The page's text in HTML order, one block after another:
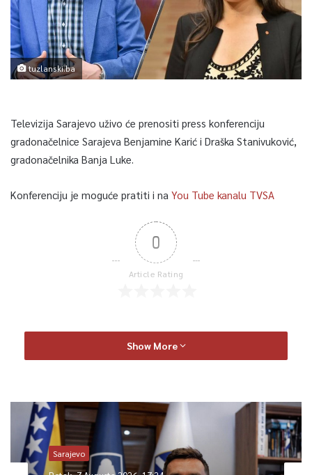
tuzlanski.ba
Televizija Sarajevo uživo će prenositi press konferenciju
gradonačelnice Sarajeva Benjamine Karić i Draška Stanivuković,
gradonačelnika Banja Luke.
Konferenciju je moguće pratiti i na You Tube kanalu TVSA
0
Article Rating
Show More
Sarajevo